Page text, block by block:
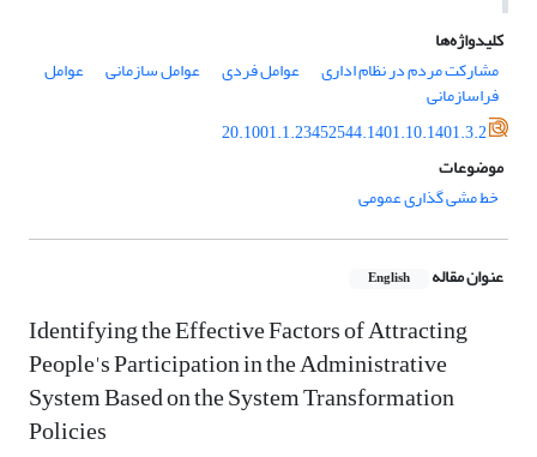
کلیدواژه‌ها
مشارکت مردم در نظام اداری
عوامل فردی عوامل سازمانی عوامل
فراسازمانی
20.1001.1.23452544.1401.10.1401.3.2
موضوعات
خط مشی گذاری عمومی
عنوان مقاله English
Identifying the Effective Factors of Attracting
People's Participation in the Administrative
System Based on the System Transformation
Policies